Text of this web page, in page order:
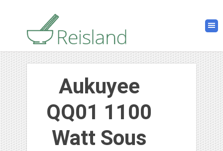
Aukuyee
QQ01 1100
Watt Sous